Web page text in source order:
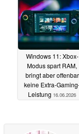
Windows 11: Xbox-
Modus spart RAM,
bringt aber offenbar
keine Extra-
Leistung 16.06.2026